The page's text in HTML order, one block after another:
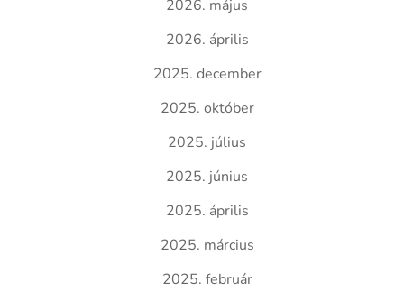
2026. május
2026. április
2025. december
2025. október
2025. július
2025. június
2025. április
2025. március
2025. február